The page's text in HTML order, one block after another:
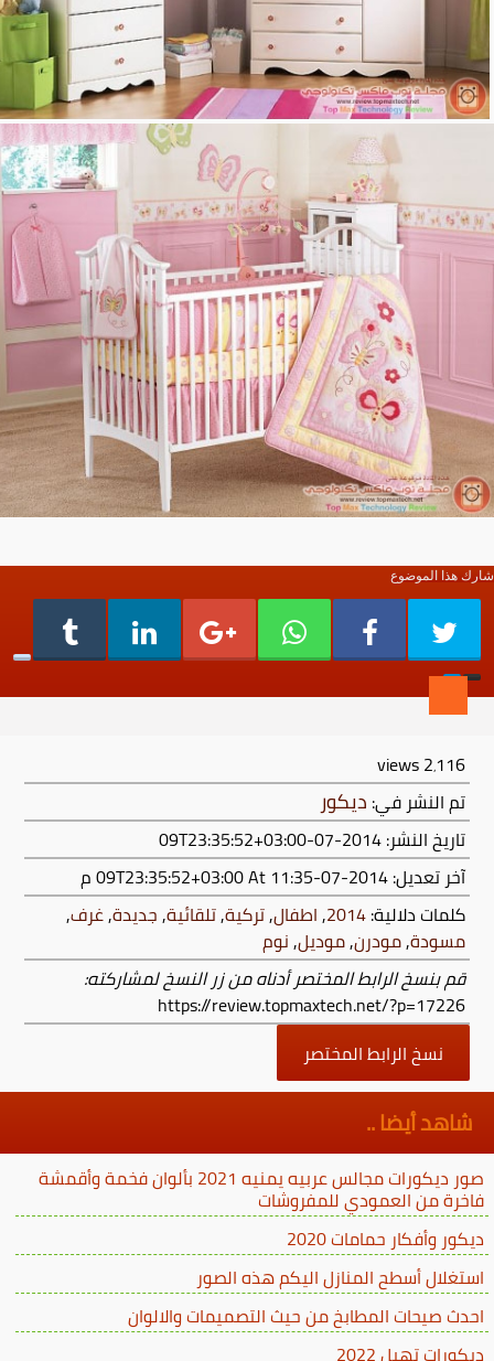
شارك هذا الموضوع
2٬116views
تم النشر في: ديكور
تاريخ النشر: 2014-07-09T23:35:52+03:00
آخر تعديل:2014-07-09T23:35:52+03:00
At 11:35 م
كلمات دلالية:2014
,اطفال,تركية,تلقائية,جديدة,غرف,
مسودة,مودرن,موديل,نوم
قم بنسخ الرابط المختصر أدناه من زر النسخ لمشاركته:
https://review.topmaxtech.net/?p=17226
نسخ الرابط المختصر
شاهد أيضا ..
صور ديكورات مجالس عربيه يمنيه 2021 بألوان فخمة وأقمشة
فاخرة من العمودي للمفروشات
ديكور وأفكار حمامات 2020
استغلال أسطح المنازل اليكم هذه الصور
احدث صيحات المطابخ من حيث التصميمات والالوان